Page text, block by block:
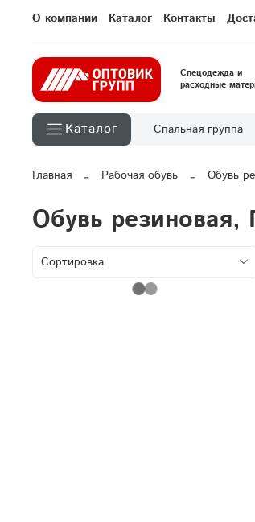
О компании Каталог Контакты
Спецодежда и
расходные
Каталог Спальная группа
Главная Рабочая обувь Обувь
Обувь